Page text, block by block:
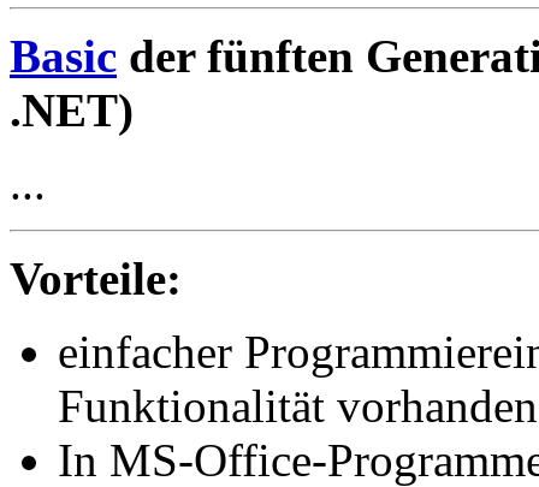
Basic der fünften
.NET)
...
Vorteile:
einfacher
Funktionalität
In MS-Office-